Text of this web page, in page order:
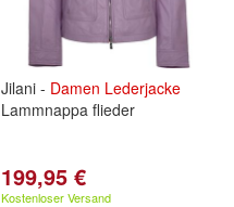
Jilani - Damen Lederjacke
Lammnappa flieder
199,95 €
Kostenloser Versand